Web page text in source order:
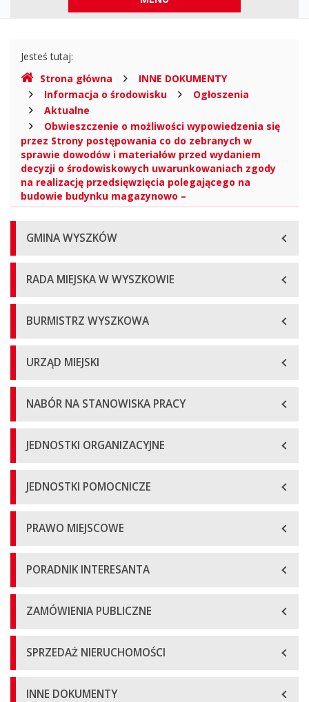
Gdzie
jesteśmy
Jesteś tutaj:
Strona główna
INNE DOKUMENTY
Informacja o środowisku
Ogłoszenia
Aktualne
Obwieszczenie o możliwości wypowiedzenia się
przez Strony postępowania co do zebranych w
sprawie dowodów i materiałów przed wydaniem
decyzji o środowiskowych uwarunkowaniach zgody
na realizację przedsięwzięcia polegającego na
budowie budynku magazynowo –
Menu
główne
GMINA WYSZKÓW
RADA MIEJSKA W WYSZKOWIE
BURMISTRZ WYSZKOWA
URZĄD MIEJSKI
NABÓR NA STANOWISKA PRACY
JEDNOSTKI ORGANIZACYJNE
JEDNOSTKI POMOCNICZE
PRAWO MIEJSCOWE
PORADNIK INTERESANTA
ZAMÓWIENIA PUBLICZNE
SPRZEDAŻ NIERUCHOMOŚCI
INNE DOKUMENTY